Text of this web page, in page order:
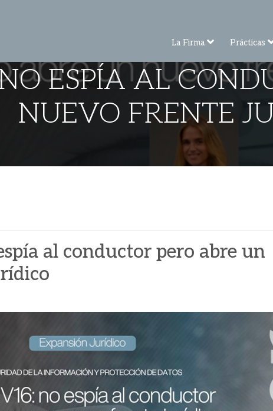
La Firma Prácticas
ESPÍA AL
NUEVO FRENTE
al conductor pero abre un